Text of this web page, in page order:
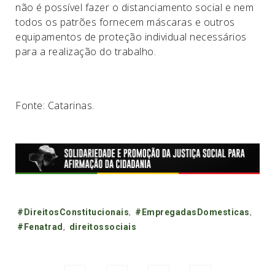
não é possível fazer o distanciamento social e nem
todos os patrões fornecem máscaras e outros
equipamentos de proteção individual necessários
para a realização do trabalho.
Fonte: Catarinas.
Tags:
#DireitosConstitucionais, #EmpregadasDomesticas,
#Fenatrad , direitossociais